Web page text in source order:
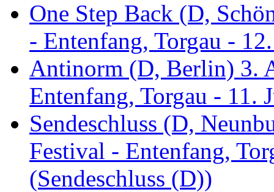
One Step Back (D,
- Entenfang, Torgau -
Antinorm (D, Berlin) 3.
Entenfang, Torgau -
Sendeschluss (D,
Festival - Entenfang,
(Sendeschluss (D))